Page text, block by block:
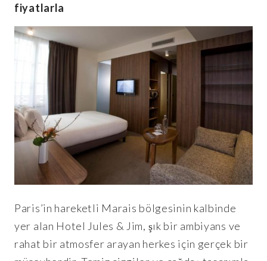
fiyatlarla
Paris’in hareketli Marais bölgesinin kalbinde
yer alan Hotel Jules & Jim, şık bir ambiyans ve
rahat bir atmosfer arayan herkes için gerçek bir